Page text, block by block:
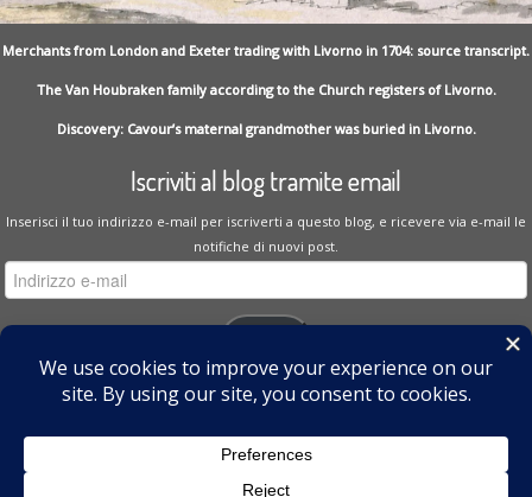
Merchants from London and Exeter trading with Livorno in 1704: source transcript.
The Van Houbraken family according to the Church registers of Livorno.
Discovery: Cavour’s maternal grandmother was buried in Livorno.
Iscriviti al blog tramite email
Inserisci il tuo indirizzo e-mail per iscriverti a questo blog, e ricevere via e-mail le
notifiche di nuovi post.
Indirizzo
e-
mail
Unisciti a 35 altri iscritti
I miei Cinguettii